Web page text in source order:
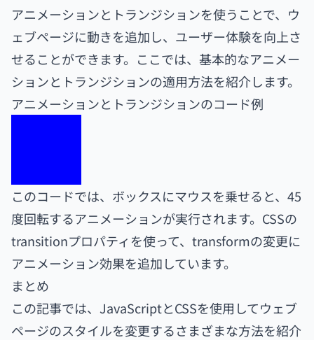
アニメーションとトランジションを使うことで、ウ
ェブページに動きを追加し、ユーザー体験を向上さ
せることができます。ここでは、基本的なアニメー
ションとトランジションの適用方法を紹介します。
アニメーションとトランジションのコード例
このコードでは、ボックスにマウスを乗せると、45
度回転するアニメーションが実行されます。CSSの
transitionプロパティを使って、transformの変更に
アニメーション効果を追加しています。
まとめ
この記事では、JavaScriptとCSSを使用してウェブ
ページのスタイルを変更するさまざまな方法を紹介